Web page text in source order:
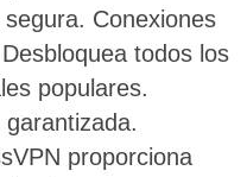
Conexiones
todos los
populares.
proporciona